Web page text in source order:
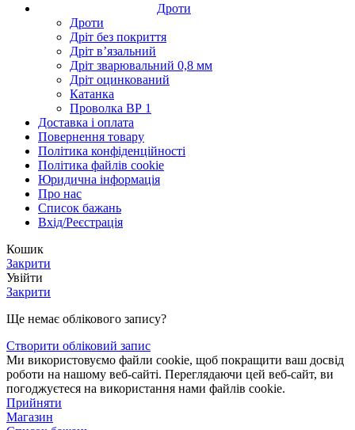
Дроти
Дроти
Дріт без покриття
Дріт в’язальний
Дріт зварювальний 0,8 мм
Дріт оцинкований
Катанка
Проволка ВР 1
Доставка і оплата
Повернення товару
Політика конфіденційності
Політика файлів cookie
Юридична інформація
Про нас
Список бажань
Вхід/Реєстрація
Кошик
Закрити
Увійти
Закрити
Ще немає облікового запису?
Створити обліковий запис
Ми використовуємо файли cookie, щоб покращити ваш досвід
роботи на нашому веб-сайті. Переглядаючи цей веб-сайт, ви
погоджуєтеся на використання нами файлів cookie.
Прийняти
Магазин